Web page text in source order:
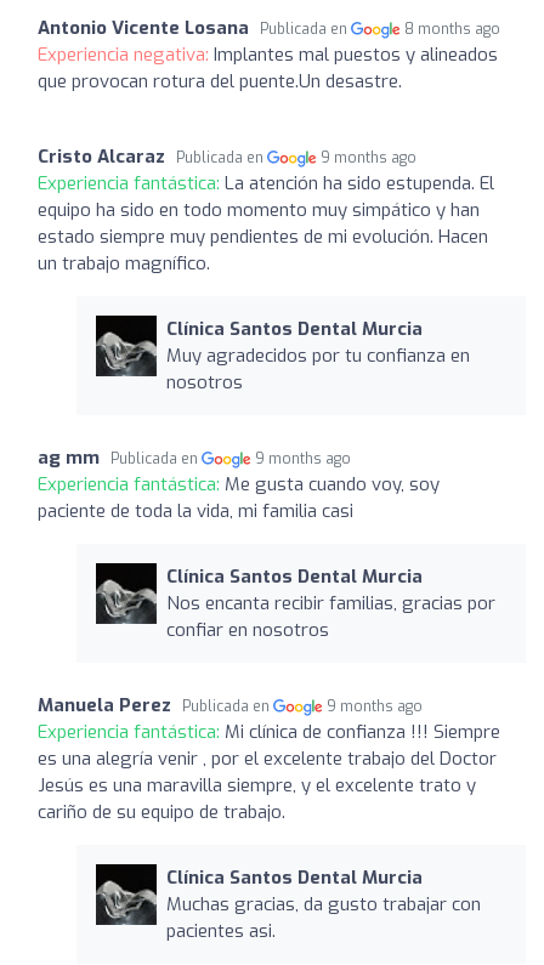
Antonio Vicente Losana Publicada en 8 months ago
Experiencia negativa: Implantes mal puestos y alineados
que provocan rotura del puente.Un desastre.
Cristo Alcaraz Publicada en 9 months ago
Experiencia fantástica: La atención ha sido estupenda. El
equipo ha sido en todo momento muy simpático y han
estado siempre muy pendientes de mi evolución. Hacen
un trabajo magnífico.
Clínica Santos Dental Murcia
Muy agradecidos por tu confianza en
nosotros
ag mm Publicada en 9 months ago
Experiencia fantástica: Me gusta cuando voy, soy
paciente de toda la vida, mi familia casi
Clínica Santos Dental Murcia
Nos encanta recibir familias, gracias por
confiar en nosotros
Manuela Perez Publicada en 9 months ago
Experiencia fantástica: Mi clínica de confianza !!! Siempre
es una alegría venir , por el excelente trabajo del Doctor
Jesús es una maravilla siempre, y el excelente trato y
cariño de su equipo de trabajo.
Clínica Santos Dental Murcia
Muchas gracias, da gusto trabajar con
pacientes asi.